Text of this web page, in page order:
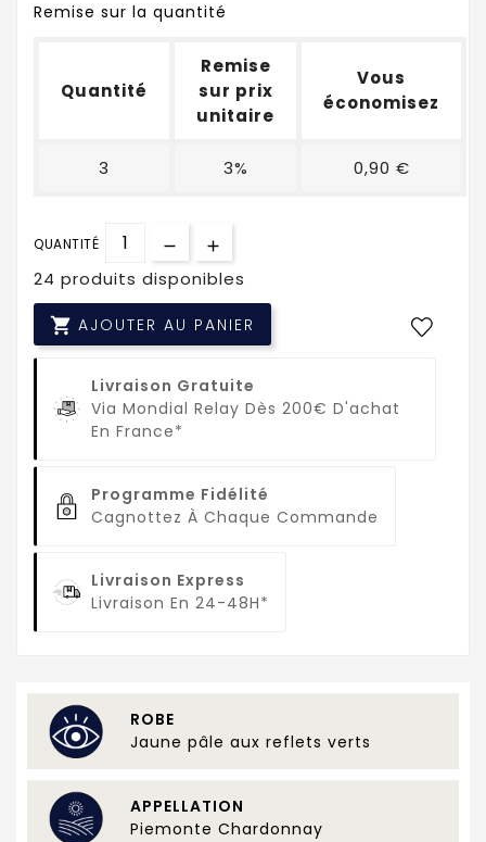
Remise sur la quantité
Quantité
Remise
sur prix
unitaire
Vous
économisez
3 3% 0,90 €
QUANTITÉ
24 produits disponibles
 AJOUTER AU PANIER
Livraison Gratuite
Via Mondial Relay Dès 200€ D'achat
En France*
Programme Fidélité
Cagnottez À Chaque Commande
Livraison Express
Livraison En 24-48H*
ROBE
Jaune pâle aux reflets verts
APPELLATION
Piemonte Chardonnay